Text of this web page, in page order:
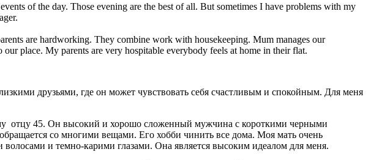
of the day. Those evening are the best of all. But sometimes I have problems with my
are hardworking. They combine work with housekeeping. Mum manages our
place. My parents are very hospitable everybody feels at home in their flat.
друзьями, где он может чувствовать себя счастливым и спокойным. Для меня
отцу 45. Он высокий и хорошо сложенный мужчина с короткими черными
со многими вещами. Его хобби чинить все дома. Моя мать очень
и темно-карими глазами. Она является высоким идеалом для меня.